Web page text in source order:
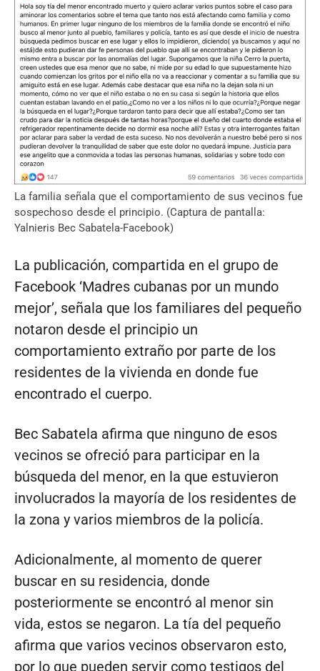
La familia señala que el comportamiento de sus vecinos fue
sospechoso desde el principio. (Captura de pantalla:
Yalnieris Bec Sabatela-Facebook)
La publicación, compartida en el grupo de
Facebook ‘Madres cubanas por un mundo
mejor’, señala que los familiares del pequeño
notaron desde el principio un
comportamiento extraño por parte de los
residentes de la vivienda en donde fue
encontrado el cuerpo.
Bec Sabatela afirma que ninguno de esos
vecinos se ofreció para participar en la
búsqueda del menor, en la que estuvieron
involucrados la mayoría de los residentes de
la zona y varios miembros de la policía.
Adicionalmente, al momento de querer
buscar en su residencia, donde
posteriormente se encontró al menor sin
vida, estos se negaron. La tía del pequeño
afirma que varios vecinos observaron esto,
por lo que pueden servir como testigos del